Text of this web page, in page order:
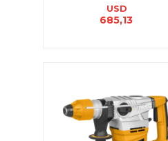
USD
685,13